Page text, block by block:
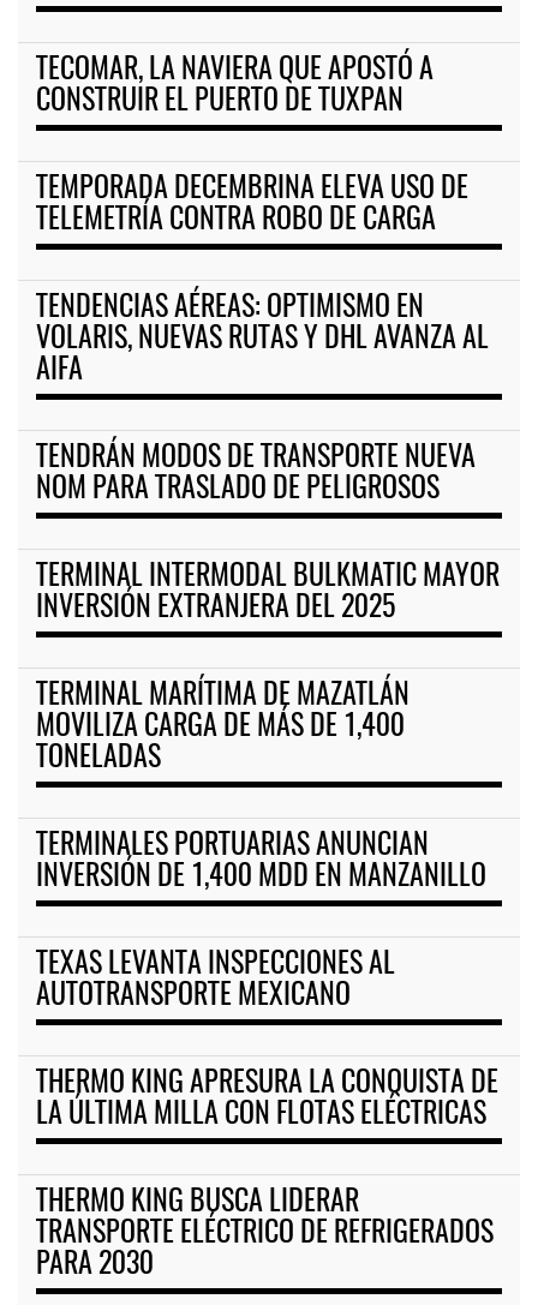
TECOMAR, LA NAVIERA QUE APOSTÓ A
CONSTRUIR EL PUERTO DE TUXPAN
TEMPORADA DECEMBRINA ELEVA USO DE
TELEMETRÍA CONTRA ROBO DE CARGA
TENDENCIAS AÉREAS: OPTIMISMO EN
VOLARIS, NUEVAS RUTAS Y DHL AVANZA AL
AIFA
TENDRÁN MODOS DE TRANSPORTE NUEVA
NOM PARA TRASLADO DE PELIGROSOS
TERMINAL INTERMODAL BULKMATIC MAYOR
INVERSIÓN EXTRANJERA DEL 2025
TERMINAL MARÍTIMA DE MAZATLÁN
MOVILIZA CARGA DE MÁS DE 1,400
TONELADAS
TERMINALES PORTUARIAS ANUNCIAN
INVERSIÓN DE 1,400 MDD EN MANZANILLO
TEXAS LEVANTA INSPECCIONES AL
AUTOTRANSPORTE MEXICANO
THERMO KING APRESURA LA CONQUISTA DE
LA ÚLTIMA MILLA CON FLOTAS ELÉCTRICAS
THERMO KING BUSCA LIDERAR
TRANSPORTE ELÉCTRICO DE REFRIGERADOS
PARA 2030